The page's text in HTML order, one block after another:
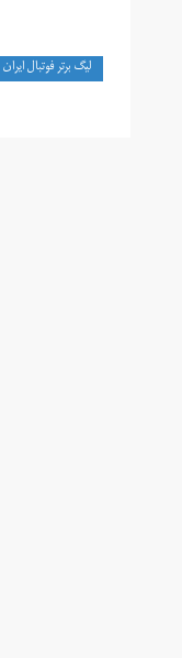
لیگ برتر فوتبال ایران